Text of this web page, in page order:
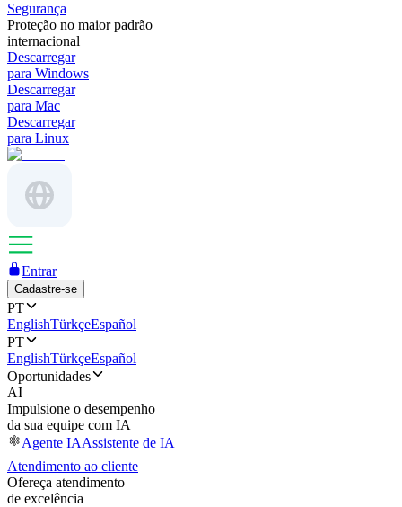
Segurança
Proteção no maior padrão
internacional
Descarregar
para Windows
Descarregar
para Mac
Descarregar
para Linux
Entrar
Cadastre-se
PT
EnglishTürkçeEspañol
PT
EnglishTürkçeEspañol
Oportunidades
AI
Impulsione o desempenho
da sua equipe com IA
Agente IAAssistente de IA
Atendimento ao cliente
Ofereça atendimento
de excelência